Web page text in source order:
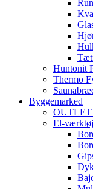
Huntonit
Thermo
Byggemarked
OUTLET
El-værktøj